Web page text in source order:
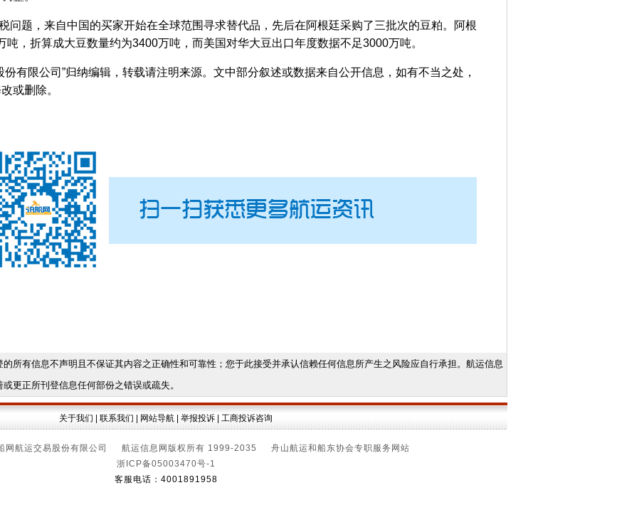
题，来自中国的买家开始在全球范围寻求替代品，先后在阿根廷采购了三批次的豆粕。阿根
，折算成大豆数量约为3400万吨，而美国对华大豆出口年度数据不足3000万吨。
有限公司”归纳编辑，转载请注明来源。文中部分叙述或数据来自公开信息，如有不当之处，
或删除。
所有信息不声明且不保证其内容之正确性和可靠性；您于此接受并承认信赖任何信息所产生之风险应自行承担。航运信息
更正所刊登信息任何部份之错误或疏失。
关于我们 联系我们 网站导航 举报投诉 工商投诉咨询
网航运交易股份有限公司 航运信息网版权所有 1999-2035 舟山航运和船东协会专职服务网站
浙ICP备05003470号-1
客服电话：4001891958